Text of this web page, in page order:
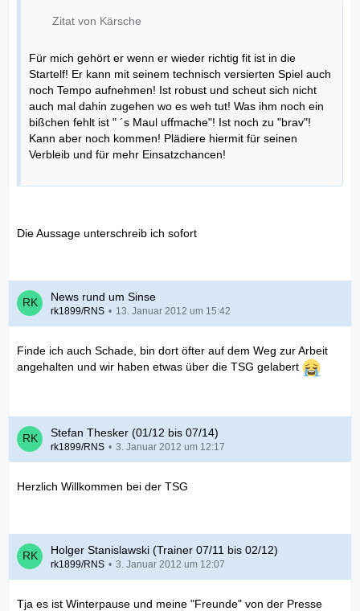
Zitat von Kärsche
Für mich gehört er wenn er wieder richtig fit ist in die
Startelf! Er kann mit seinem technisch versierten Spiel auch
noch Tempo aufnehmen! Ist robust und scheut sich nicht
auch mal dahin zugehen wo es weh tut! Was ihm noch ein
bißchen fehlt ist " ´s Maul uffmache"! Ist noch zu "brav"!
Kann aber noch kommen! Plädiere hiermit für seinen
Verbleib und für mehr Einsatzchancen!
Die Aussage unterschreib ich sofort
News rund um Sinse
rk1899/RNS 13. Januar 2012 um 15:42
Finde ich auch Schade, bin dort öfter auf dem Weg zur Arbeit
angehalten und wir haben etwas über die TSG gelabert
Stefan Thesker (01/12 bis 07/14)
rk1899/RNS 3. Januar 2012 um 12:17
Herzlich Willkommen bei der TSG
Holger Stanislawski (Trainer 07/11 bis 02/12)
rk1899/RNS 3. Januar 2012 um 12:07
Tja es ist Winterpause und meine "Freunde" von der Presse